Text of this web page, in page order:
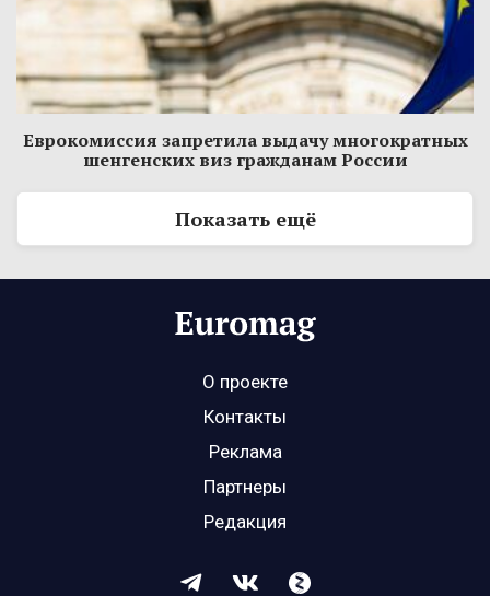
Еврокомиссия запретила выдачу многократных
шенгенских виз гражданам России
Показать ещё
О проекте
Контакты
Реклама
Партнеры
Редакция